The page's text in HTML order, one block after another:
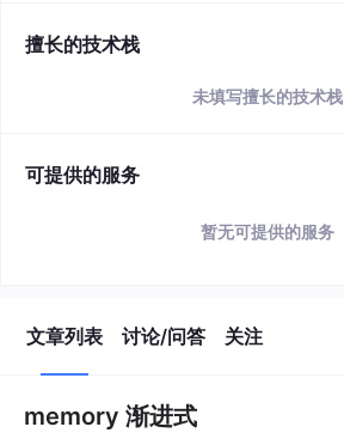
擅长的技术栈
未填写擅长的技术栈
可提供的服务
暂无可提供的服务
文章列表 讨论/问答 关注
memory 渐进式